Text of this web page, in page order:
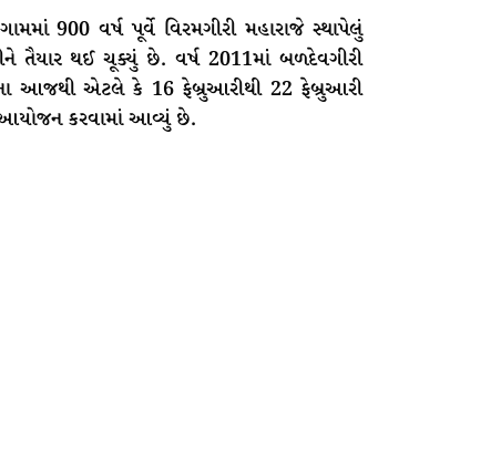
900 વર્ષ પૂર્વે વિરમગીરી મહારાજે સ્થાપેલું
તૈયાર થઈ ચૂક્યું છે. વર્ષ 2011માં બળદેવગીરી
આજથી એટલે કે 16 ફેબ્રુઆરીથી 22 ફેબ્રુઆરી
આયોજન કરવામાં આવ્યું છે.